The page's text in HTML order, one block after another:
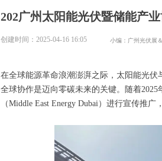
202广州太阳能光伏暨储能产
创建时间： 2025-04-16 16:05 小编：广州光伏展
在全球能源革命浪潮澎湃之际，太阳能光
全球协作是迈向零碳未来的关键。随着
（Middle East Energy Dubai）进行宣传推